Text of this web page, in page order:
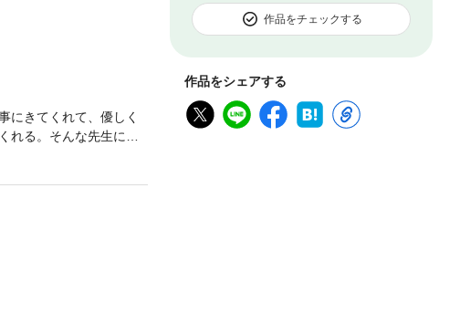
作品をチェックする
作品をシェアする
にきてくれて、優しく
る。そんな先生にど
キスひとつで許してあ
。先生の気持ちがわ
は息も止まるほどの本